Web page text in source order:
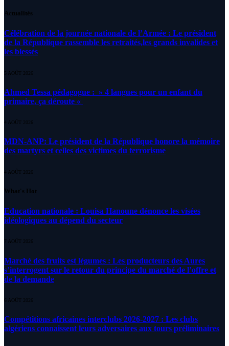
Actualités
Célébration de la journée nationale de l’Armée : Le président
de la République rassemble les retraités,les grands invalides et
les blessés
5 AOÛT 2026
Ahmed Tessa pédagogue : » 4 langues pour un enfant du
primaire, ça déroute «
4 AOÛT 2026
MDN-ANP: Le président de la République honore la mémoire
des martyrs et celles des victimes du terrorisme
4 AOÛT 2026
What's Hot
Education nationale : Louisa Hanoune dénonce les visées
idéologiques au dépend du secteur
7 AOÛT 2026
Marché des fruits est légumes : Les producteurs des Aures
s’interrogent sur le retour du principe du marché de l’offre et
de la demande
6 AOÛT 2026
Compétitions africaines interclubs 2026-2027 : Les clubs
algériens connaissent leurs adversaires aux tours préliminaires